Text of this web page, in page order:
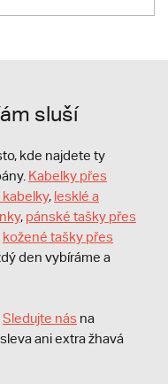
sluší
kde najdete ty
Kabelky přes
, lesklé a
, pánské tašky přes
kožené tašky přes
den vybíráme a
Sledujte nás na
ani extra žhavá